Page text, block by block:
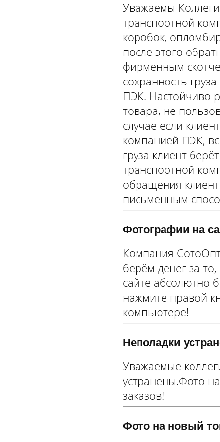
Уважаемы
транспортной
коробок,
после этого
фирменным
сохранность
ПЭК. Настойчиво
товара, не
случае если
компанией ПЭК,
груза клиент
транспортной
обращения
письменным
Фотографии на
Компания
берём денег за
сайте абсолютно
нажмите правой
компьютере!
Неполадки
Уважаемые
устранены.Фото
заказов!
Фото на новый